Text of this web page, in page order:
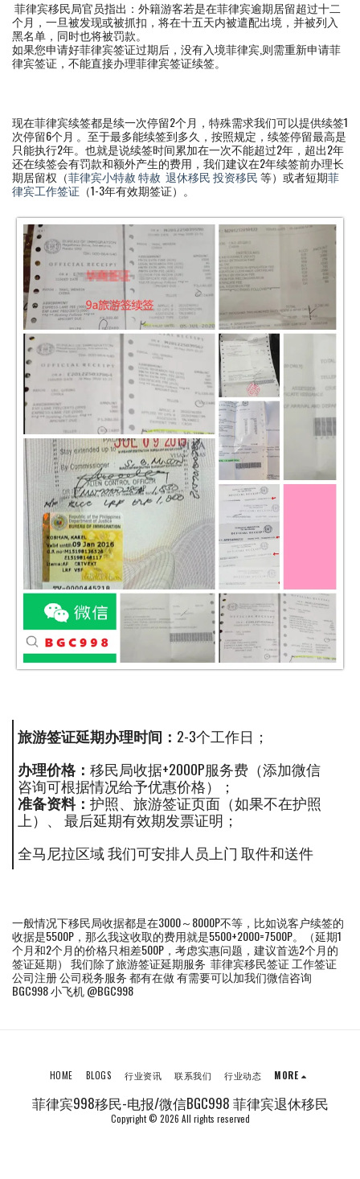
菲律宾移民局官员指出：外籍游客若是在菲律宾逾期居留超过十二
个月，一旦被发现或被抓扣，将在十五天内被遣配出境，并被列入
黑名单，同时也将被罚款。
如果您申请好菲律宾签证过期后，没有入境菲律宾,则需重新申请菲
律宾签证，不能直接办理菲律宾签证续签。
现在菲律宾续签都是续一次停留2个月，特殊需求我们可以提供续签1
次停留6个月 。至于最多能续签到多久，按照规定，续签停留最高是
只能执行2年。也就是说续签时间累加在一次不能超过2年，超出2年
还在续签会有罚款和额外产生的费用，我们建议在2年续签前办理长
期居留权（菲律宾小特赦特赦 退休移民投资移民等）或者短期菲
律宾工作签证 （1-3年有效期签证）。
旅游签证延期办理时间： 2-3个工作日；
办理价格： 移民局收据+2000P服务费（添加微信
咨询可根据情况给予优惠价格）；
准备资料： 护照、旅游签证页面（如果不在护照
上）、 最后延期有效期发票证明；
全马尼拉区域 我们可安排人员上门 取件和送件
一般情况下移民局收据都是在3000～8000P不等，比如说客户续签的
收据是5500P，那么我这收取的费用就是5500+2000=7500P。（延期1
个月和2个月的价格只相差500P，考虑实惠问题，建议首选2个月的
签证延期） 我们除了旅游签证延期服务 菲律宾移民签证 工作签证
公司注册 公司税务服务 都有在做 有需要可以加我们微信咨询
BGC998 小飞机 @BGC998
菲律宾998移民-电报/微信BGC998 菲律宾退休移民
Copyright © 2026 All rights reserved
HOME BLOGS 行业资讯 联系我们 行业动态 MORE